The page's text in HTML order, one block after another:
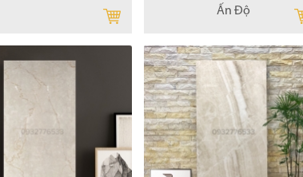
Ấn Độ